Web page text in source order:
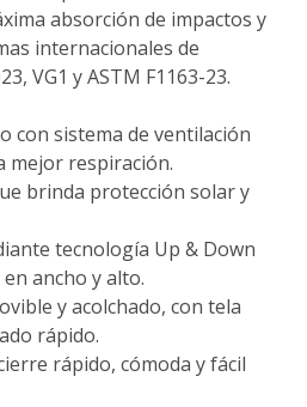
absorción de impactos y
internacionales de
VG1 y ASTM F1163-23.
con sistema de ventilación
mejor respiración.
brinda protección solar y
tecnología Up & Down
ancho y alto.
y acolchado, con tela
rápido.
rápido, cómoda y fácil